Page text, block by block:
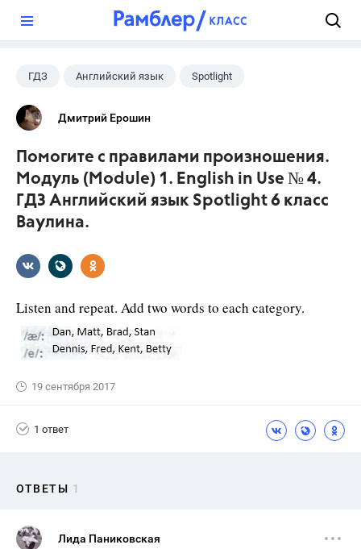
ГДЗ Английский язык Spotlight
6 класс
Дмитрий Ерошин
Помогите с правилами произношения.
Модуль (Module) 1. English in Use № 4.
ГДЗ Английский язык Spotlight 6 класс
Ваулина.
Listen and repeat. Add two words to each category.
19 сентября 2017
1 ответ
ОТВЕТЫ 1
Лида Паниковская